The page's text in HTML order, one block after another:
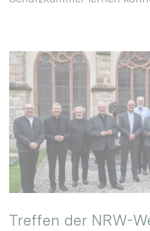
Treffen der NRW-